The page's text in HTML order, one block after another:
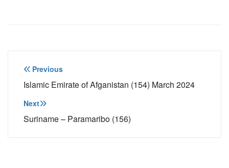
Navegação
de
Post
Previous
Islamic Emirate of Afganistan (154) March 2024
Next
Suriname – Paramaribo (156)